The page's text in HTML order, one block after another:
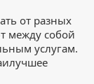
от разных
между собой
услугам.